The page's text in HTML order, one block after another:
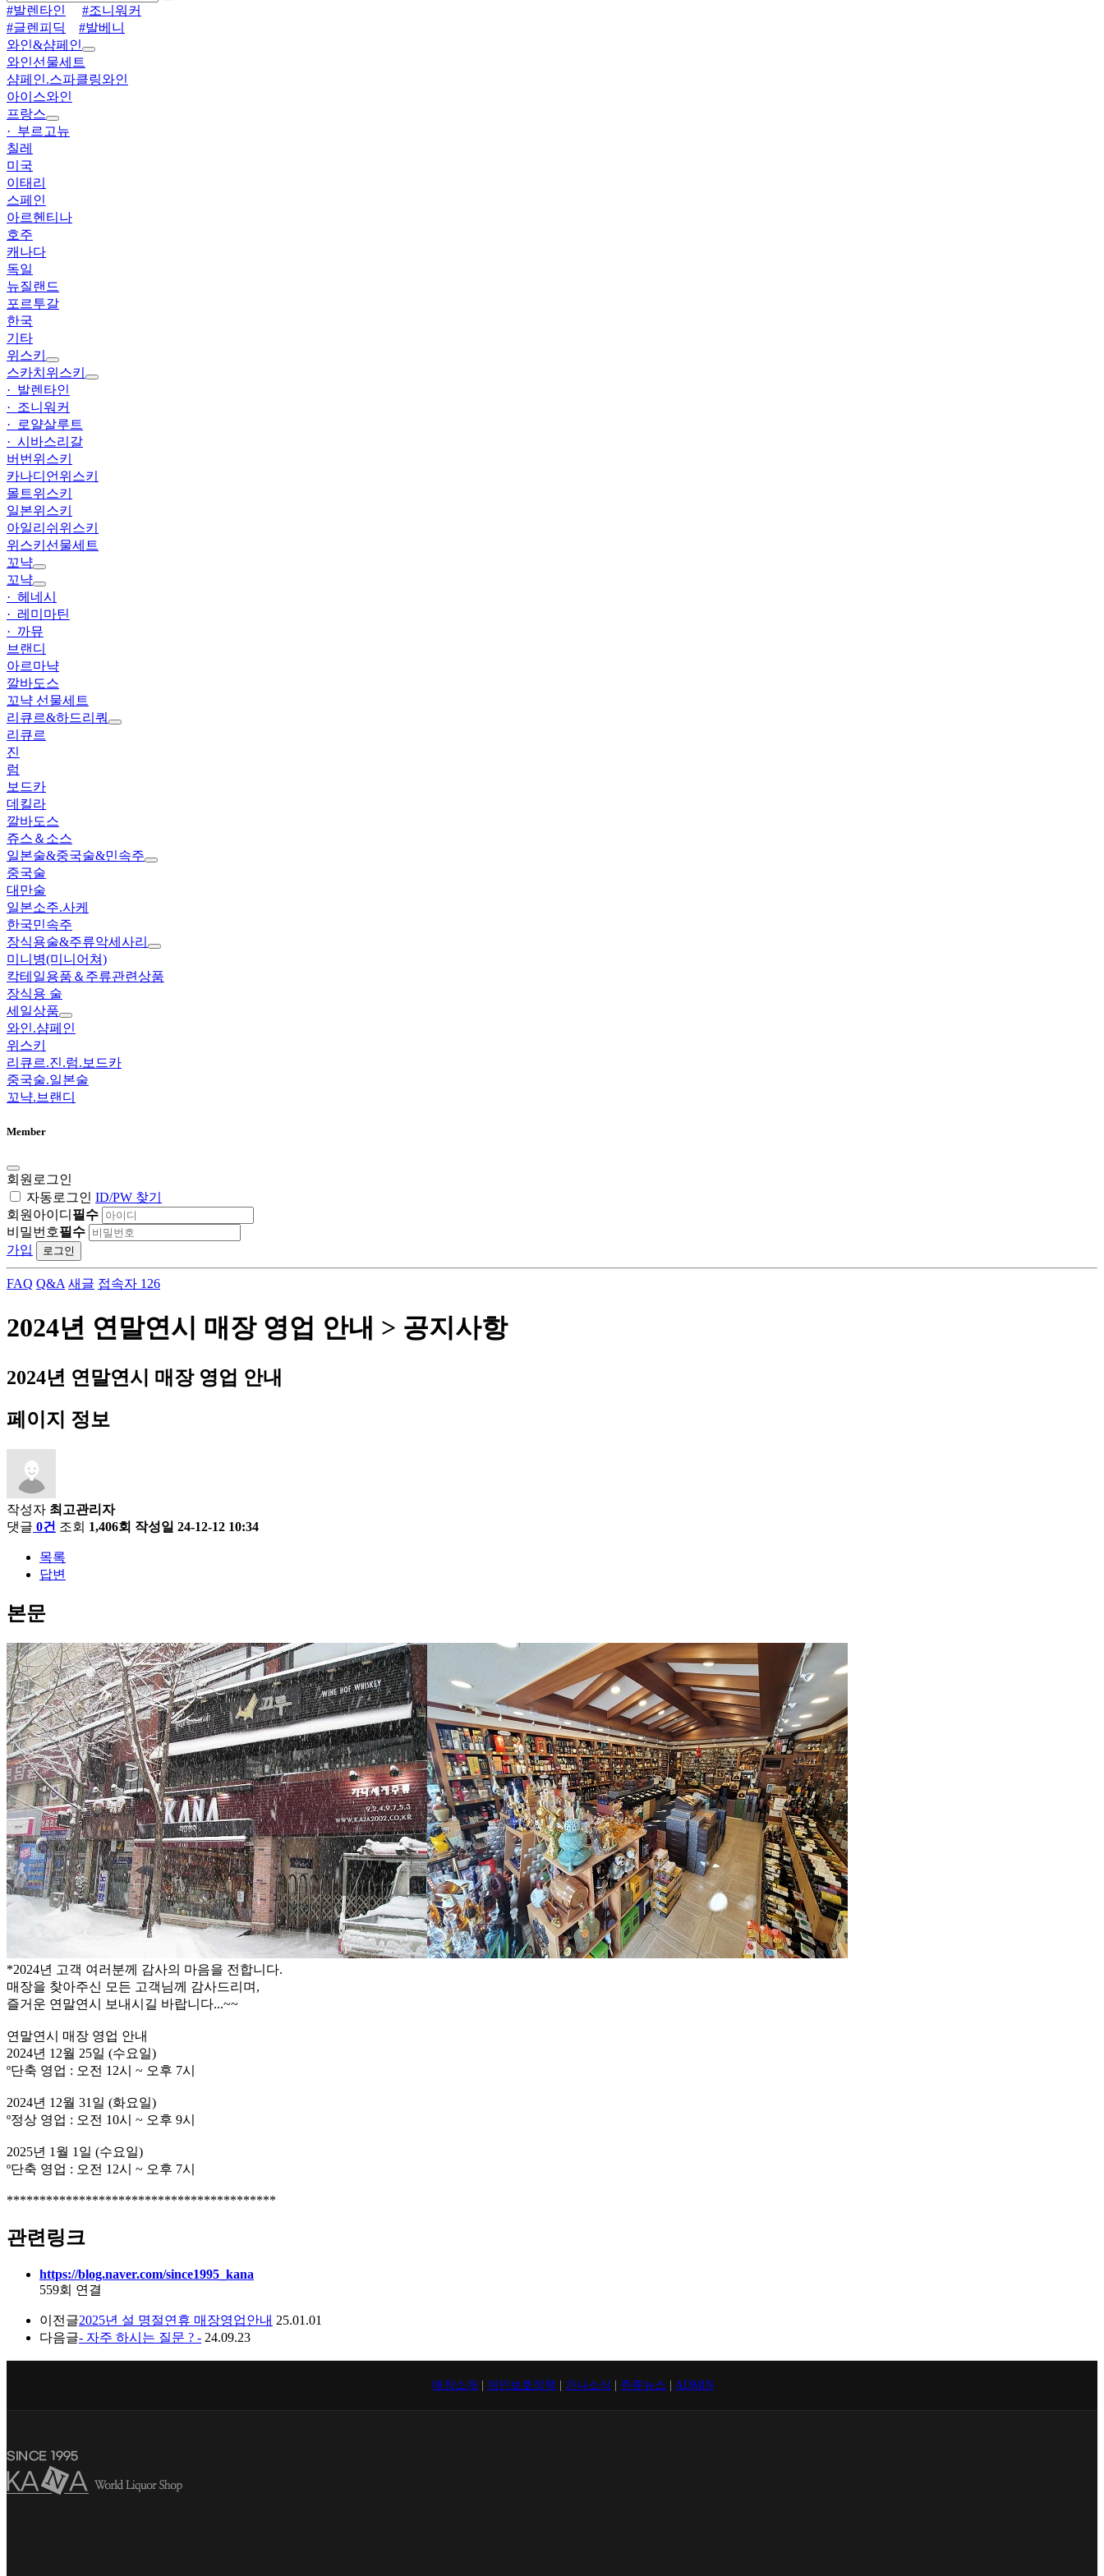
#발렌타인
#조니워커
#글렌피딕
#발베니
와인&샴페인
와인선물세트
샴페인.스파클링와인
아이스와인
프랑스
· 부르고뉴
칠레
미국
이태리
스페인
아르헨티나
호주
캐나다
독일
뉴질랜드
포르투갈
한국
기타
위스키
스카치위스키
· 발렌타인
· 조니워커
· 로얄살루트
· 시바스리갈
버번위스키
카나디언위스키
몰트위스키
일본위스키
아일리쉬위스키
위스키선물세트
꼬냑
꼬냑
· 헤네시
· 레미마틴
· 까뮤
브랜디
아르마냑
깔바도스
꼬냑 선물세트
리큐르&하드리쿼
리큐르
진
럼
보드카
데킬라
깔바도스
쥬스＆소스
일본술&중국술&민속주
중국술
대만술
일본소주.사케
한국민속주
장식용술&주류악세사리
미니병(미니어쳐)
칵테일용품＆주류관련상품
장식용 술
세일상품
와인.샴페인
위스키
리큐르.진.럼.보드카
중국술.일본술
꼬냑.브랜디
Member
회원로그인
자동로그인 ID/PW 찾기
회원아이디 필수
비밀번호필수
가입
로그인
FAQ Q&A 새글 접속자 126
2024년 연말연시 매장 영업 안내 > 공지사항
2024년 연말연시 매장 영업 안내
페이지 정보
작성자 최고관리자
댓글 0건 조회 1,406회 작성일 24-12-12 10:34
목록
답변
본문
*2024년 고객 여러분께 감사의 마음을 전합니다.
매장을 찾아주신 모든 고객님께 감사드리며,
즐거운 연말연시 보내시길 바랍니다...~~
연말연시 매장 영업 안내
2024년 12월 25일 (수요일)
º단축 영업 : 오전 12시 ~ 오후 7시
2024년 12월 31일 (화요일)
º정상 영업 : 오전 10시 ~ 오후 9시
2025년 1월 1일 (수요일)
º단축 영업 : 오전 12시 ~ 오후 7시
*****************************************
관련링크
https://blog.naver.com/since1995_kana
559회 연결
이전글2025년 설 명절연휴 매장영업안내 25.01.01
다음글- 자주 하시는 질문 ? - 24.09.23
매장소개 개인보호정책 가나소식 주류뉴스 ADMIN